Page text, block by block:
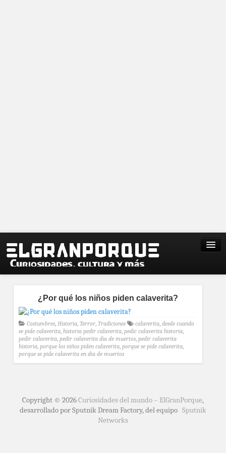
¿Por qué los niños piden calaverita?
Costumbres, Historia, Terror, Tradiciones calaverita, desde cuando
se pide calaverita, historia pedir calaverita, pedic calaverita historia,
pedir calaverita, pedir calaverita dia de muertos, pedir calaverita
historia, porque los niños piden calaverita, porque se pide calaverita,
porque se pide calaverita en dia de muertos
Copyright © 2026Curiosidades del mundo – ElGranPorque,
desarrollado por Sputnik Dream Factory, del equipo Sputnik
Networks